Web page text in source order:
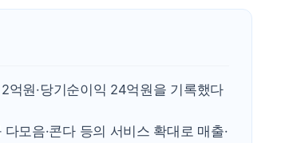
'호우 특보' 경북 울진 시
주말 무더위·열대야 지
오세훈 "용산공원 주택
억원·당기순이익 24억원을 기록했다
모음·콘다 등의 서비스 확대로 매출·